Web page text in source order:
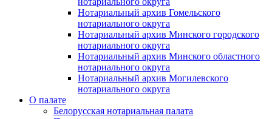
Нотариальный архив Гомельского
нотариального округа
Нотариальный архив Минского городского
нотариального округа
Нотариальный архив Минского областного
нотариального округа
Нотариальный архив Могилевского
нотариального округа
О палате
Белорусская нотариальная палата